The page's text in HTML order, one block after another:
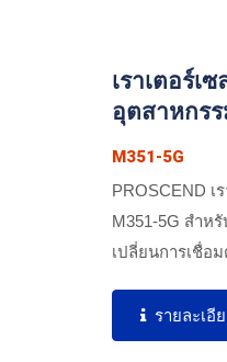
เราเตอร์เ
อุตสาหกร
M351-5G
PROSCEND เ
M351-5G สำห
เปลี่ยนการเชื่อ
รายละเอี